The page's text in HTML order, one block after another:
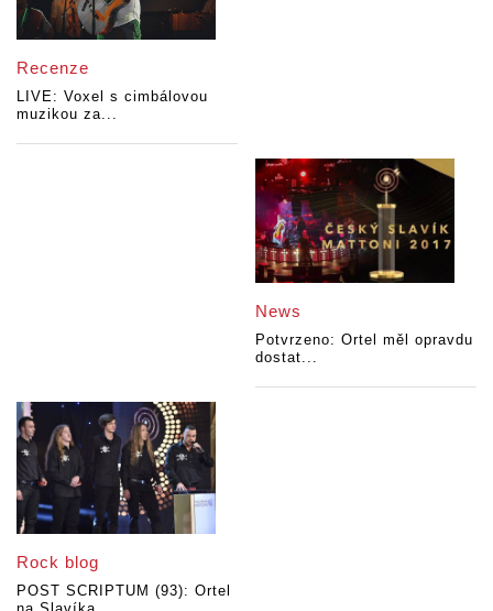
Recenze
LIVE: Voxel s cimbálovou
muzikou za...
News
Potvrzeno: Ortel měl opravdu
dostat...
Rock blog
POST SCRIPTUM (93): Ortel